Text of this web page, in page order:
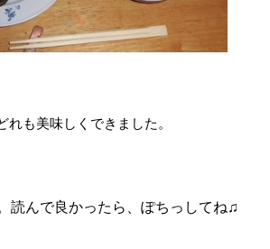
れも美味しくできました。
読んで良かったら、ぽちっしてね♫